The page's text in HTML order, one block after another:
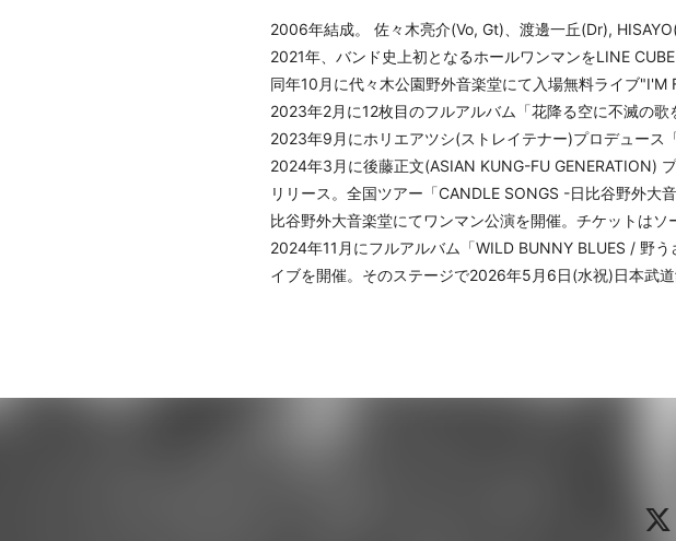
2006年結成。 佐々木亮介(Vo, Gt)、渡邊一丘(Dr),
2021年、バンド史上初となるホールワンマンをLINE
同年10月に代々木公園野外音楽堂にて入場無料ライブ"I'M
2023年2月に12枚目のフルアルバム「花降る空に不滅の歌
2023年9月にホリエアツシ(ストレイテナー)プロデュース
2024年3月に後藤正文(ASIAN KUNG-FU GENERATION)
リリース。全国ツアー「CANDLE SONGS -日比谷野外
比谷野外大音楽堂にてワンマン公演を開催。チケットはソ
2024年11月にフルアルバム「WILD BUNNY BLUES / 野
イブを開催。そのステージで2026年5月6日(水祝)日本武道